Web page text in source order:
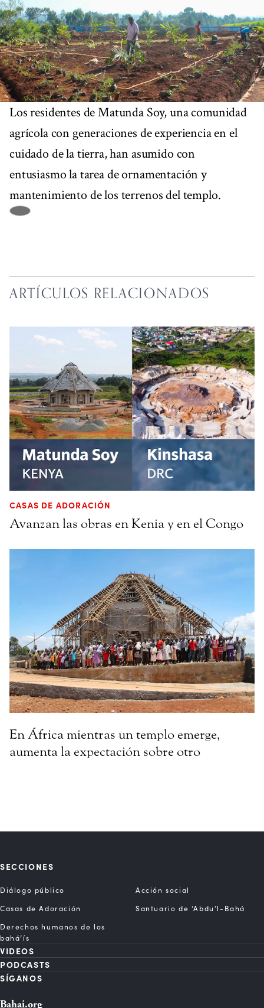
Los residentes de Matunda Soy, una comunidad
agrícola con generaciones de experiencia en el
cuidado de la tierra, han asumido con
entusiasmo la tarea de ornamentación y
mantenimiento de los terrenos del templo.
ARTÍCULOS RELACIONADOS
CASAS DE ADORACIÓN
Avanzan las obras en Kenia y en el Congo
En África mientras un templo emerge,
aumenta la expectación sobre otro
SECCIONES
Diálogo público
Acción social
Casas de Adoración
Santuario de ‘Abdu’l-Bahá
Derechos humanos de los
bahá’ís
VIDEOS
PODCASTS
SÍGANOS
Bahai.org